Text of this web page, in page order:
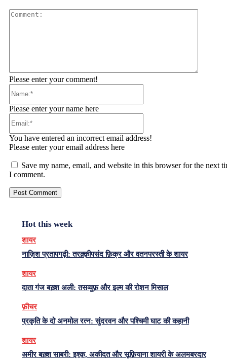
Please enter your comment!
Please enter your name here
You have entered an incorrect email address!
Please enter your email address here
Save my name, email, and website in this browser for the next
I comment.
Hot this week
शायर
नाज़िश प्रतापगढ़ी: तरक़्क़ीपसंद फ़िक्र और वतनपरस्ती के शायर
शायर
दाता गंज बख़्श अली: तसव्वुफ़ और इल्म की रोशन मिसाल
फ़ीचर
प्रकृति के दो अनमोल रत्न: सुंदरवन और पश्चिमी घाट की कहानी
शायर
अमीर बख़्श साबरी: इश्क़, अकीदत और सूफ़ियाना शायरी के अलमबरदार